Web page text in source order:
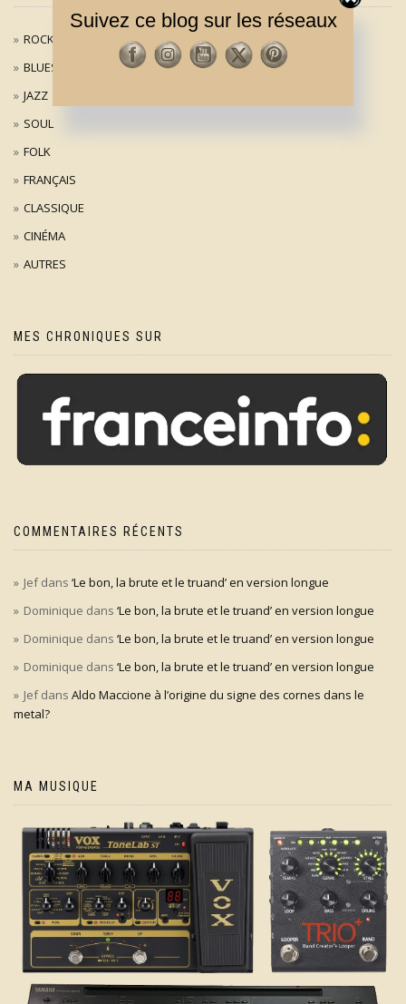
ROCK / POP
BLUES
JAZZ
SOUL
FOLK
FRANÇAIS
CLASSIQUE
CINÉMA
AUTRES
MES CHRONIQUES SUR
COMMENTAIRES RÉCENTS
Jefdans ‘Le bon, la brute et le truand’ en version longue
Dominique dans ‘Le bon, la brute et le truand’ en version longue
Dominique dans ‘Le bon, la brute et le truand’ en version longue
Dominique dans ‘Le bon, la brute et le truand’ en version longue
Jefdans Aldo Maccione à l’origine du signe des cornes dans le
metal?
MA MUSIQUE
Suivez ce blog sur les réseaux